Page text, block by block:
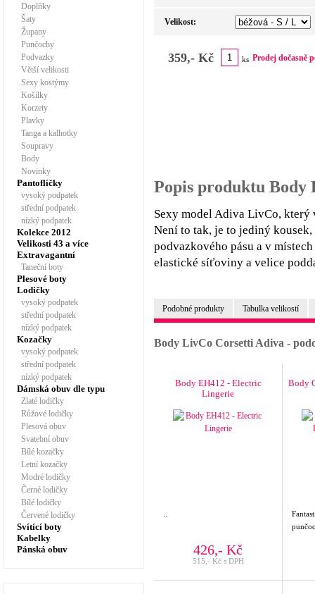
Doplňky
Šaty
Župany
Punčochy
Podvazky
Větší velikosti
Sexy kostýmy
Košilky
Korzety
Plavky
Tanga a kalhotky
Soupravy
Body
Novinky
Pantoflíčky
vysoký podpatek
střední podpatek
nízký podpatek
Kolekce 2012
Velikosti 43 a více
Extravagantní
Taneční boty
Plesové boty
Lodičky
vysoký podpatek
střední podpatek
nízký podpatek
Kozačky
vysoký podpatek
střední podpatek
nízký podpatek
Dámská obuv dle typu
Zlaté lodičky
Růžové lodičky
Plesová obuv
Svatební obuv
Bílé kozačky
Letní kozačky
Modré lodičky
Černé lodičky
Bílé lodičky
Červené lodičky
Svítící boty
Kabelky
Pánská obuv
Velikost:
359,- Kč ks Prodej dočasně
Popis produktu
Sexy model Adiva LivCo, který
Není to tak, je to jediný
podvazkového pásu a v
elastické síťoviny a velice
Podobné produkty Tabulka velikostí
Body LivCo Corsetti Adiva -
Body EH412 - Electric
Lingerie
426,- Kč
515,- Kč s DPH
Body